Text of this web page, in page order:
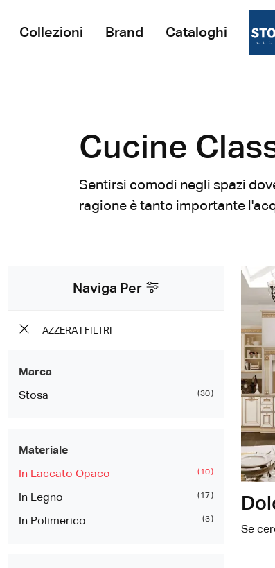
Collezioni Brand Cataloghi
Cucine
Sentirsi comodi negli spazi
ragione è tanto importante
Naviga Per
AZZERA I FILTRI
Marca
Stosa 30
Materiale
In Laccato Opaco 10
In Legno 17
In Polimerico 3